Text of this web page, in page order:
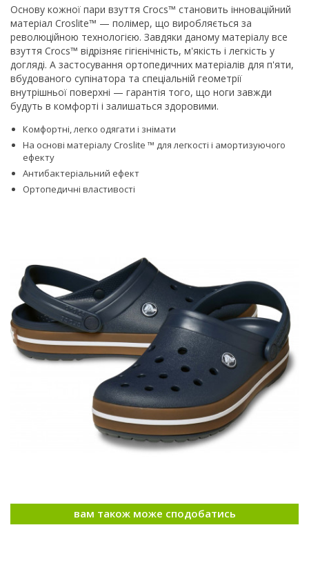
Основу кожної пари взуття Crocs™ становить інноваційний
матеріал Croslite™ — полімер, що виробляється за
революційною технологією. Завдяки даному матеріалу все
взуття Crocs™ відрізняє гігієнічність, м'якість і легкість у
догляді. А застосування ортопедичних матеріалів для п'яти,
вбудованого супінатора та спеціальній геометрії
внутрішньої поверхні — гарантія того, що ноги завжди
будуть в комфорті і залишаться здоровими.
Комфортні, легко одягати і знімати
На основі матеріалу Croslite ™ для легкості і амортизуючого
ефекту
Антибактеріальний ефект
Ортопедичні властивості
вам також може сподобатись